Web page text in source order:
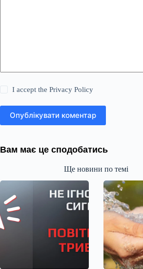
I accept thePrivacy Policy
Опублікувати коментар
Вам має це сподобатись
Ще новини по темі